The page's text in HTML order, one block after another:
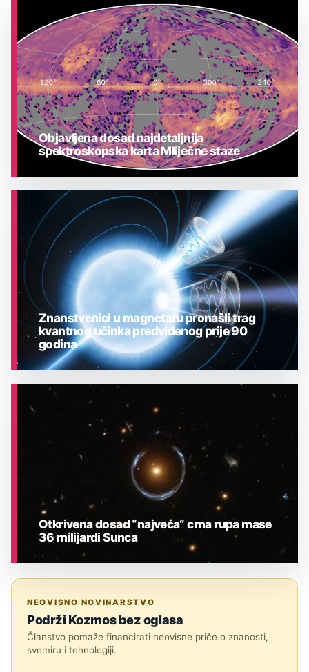
ASTRONOMIJA
Objavljena dosad najdetaljnija
spektroskopska karta Mliječne staze
ASTRONOMIJA
Znanstvenici u magnetaru pronašli trag
kvantnog učinka predviđenog prije 90
godina
Otkrivena dosad “najveća” crna rupa mase
36 milijardi Sunca
NEOVISNO NOVINARSTVO
Podrži Kozmos bez oglasa
Članstvo pomaže financirati neovisne priče o znanosti,
svemiru i tehnologiji.